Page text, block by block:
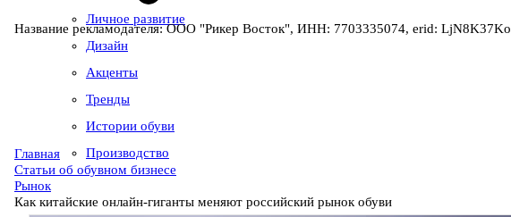
Личное развитие
Дизайн
Акценты
Тренды
Истории обуви
Производство
Название рекламодателя: ООО "Рикер Восток", ИНН: 7703335074, erid: LjN8K37Ko
Главная
Статьи об обувном бизнесе
Рынок
Как китайские онлайн-гиганты меняют российский рынок обуви